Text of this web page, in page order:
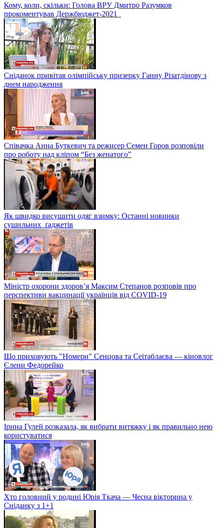
Кому, коли, скільки: Голова ВРУ Дмитро Разумков
прокоментував Держбюджет-2021
Сніданок привітав олімпійську призерку Ганну Різатдінову з
днем народження
Співачка Анна Буткевич та режисер Семен Горов розповіли
про роботу над кліпом “Без женатого”
Як швидко висушити одяг взимку: Останні новинки
сушильних ґаджетів
Міністр охорони здоров’я Максим Степанов розповів про
перспективи вакцинації українців від COVID-19
Що приховують "Номери" Сенцова та Сеітаблаєва — кіновлог
Єлени Федорейко
Ірина Гулей розказала, як вибрати витяжку і як правильно нею
користуватися
Хто головний у родині Юрія Ткача — Чесна вікторина у
Сніданку з 1+1